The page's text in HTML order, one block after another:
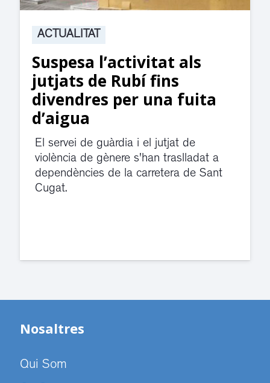
ACTUALITAT
Suspesa l’activitat als
jutjats de Rubí fins
divendres per una fuita
d’aigua
El servei de guàrdia i el jutjat de
violència de gènere s'han traslladat a
dependències de la carretera de Sant
Cugat.
Nosaltres
Qui Som